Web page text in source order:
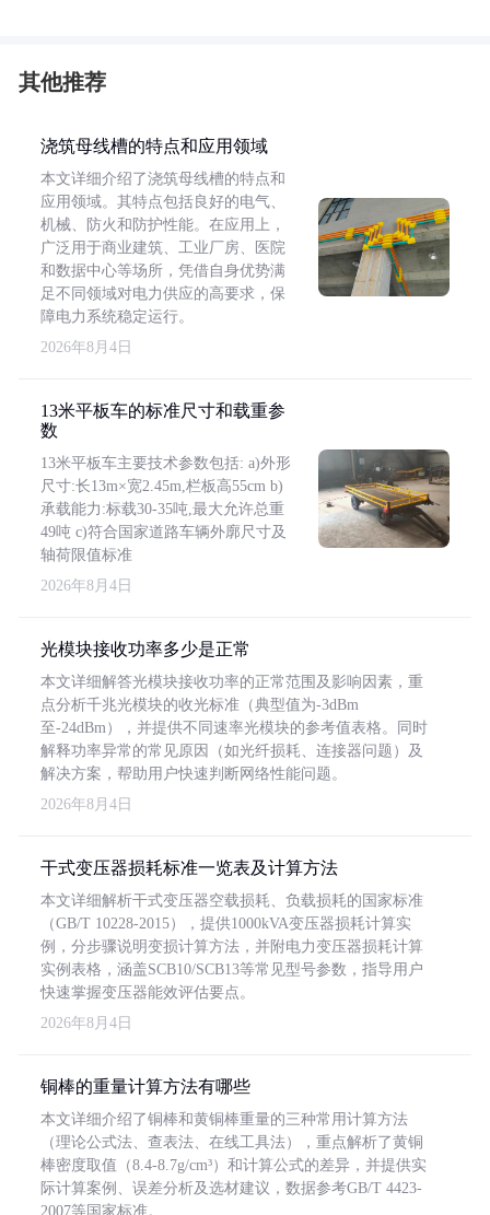
其他推荐
浇筑母线槽的特点和应用领域
本文详细介绍了浇筑母线槽的特点和
应用领域。其特点包括良好的电气、
机械、防火和防护性能。在应用上，
广泛用于商业建筑、工业厂房、医院
和数据中心等场所，凭借自身优势满
足不同领域对电力供应的高要求，保
障电力系统稳定运行。
2026年8月4日
13米平板车的标准尺寸和载重参
数
13米平板车主要技术参数包括: a)外形
尺寸:长13m×宽2.45m,栏板高55cm b)
承载能力:标载30-35吨,最大允许总重
49吨 c)符合国家道路车辆外廓尺寸及
轴荷限值标准
2026年8月4日
光模块接收功率多少是正常
本文详细解答光模块接收功率的正常范围及影响因素，重
点分析千兆光模块的收光标准（典型值为-3dBm
至-24dBm），并提供不同速率光模块的参考值表格。同时
解释功率异常的常见原因（如光纤损耗、连接器问题）及
解决方案，帮助用户快速判断网络性能问题。
2026年8月4日
干式变压器损耗标准一览表及计算方法
本文详细解析干式变压器空载损耗、负载损耗的国家标准
（GB/T 10228-2015），提供1000kVA变压器损耗计算实
例，分步骤说明变损计算方法，并附电力变压器损耗计算
实例表格，涵盖SCB10/SCB13等常见型号参数，指导用户
快速掌握变压器能效评估要点。
2026年8月4日
铜棒的重量计算方法有哪些
本文详细介绍了铜棒和黄铜棒重量的三种常用计算方法
（理论公式法、查表法、在线工具法），重点解析了黄铜
棒密度取值（8.4-8.7g/cm³）和计算公式的差异，并提供实
际计算案例、误差分析及选材建议，数据参考GB/T 4423-
2007等国家标准。